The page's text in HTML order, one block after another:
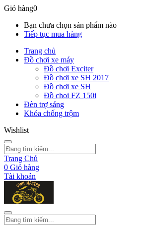
Giỏ hàng0
Bạn chưa chọn sản phẩm nào
Tiếp tục mua hàng
Trang chủ
Đồ chơi xe máy
Đồ chơi Exciter
Đồ chơi xe SH 2017
Đồ chơi xe SH
Đồ choi FZ 150i
Đèn trợ sáng
Khóa chống trộm
Wishlist
Trang Chủ
0 Giỏ hàng
Tài khoản